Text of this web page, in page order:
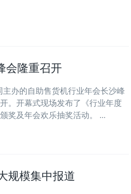
会隆重召开
办的自助售货机行业年会长沙峰
。开幕式现场发布了《行业年度
奖及年会欢乐抽奖活动。 ...
规模集中报道